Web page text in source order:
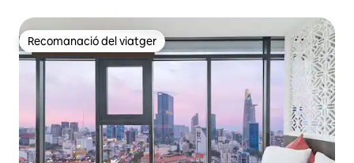
Recomanació del viatger
Recomanació del viatger